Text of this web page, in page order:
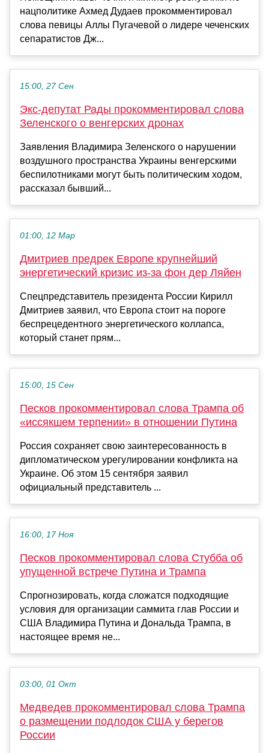
нацполитике Ахмед Дудаев прокомментировал
слова певицы Аллы Пугачевой о лидере чеченских
сепаратистов Дж...
15:00, 27 Сен
Экс-депутат Рады прокомментировал слова
Зеленского о венгерских дронах
Заявления Владимира Зеленского о нарушении
воздушного пространства Украины венгерскими
беспилотниками могут быть политическим ходом,
рассказал бывший...
01:00, 12 Мар
Дмитриев предрек Европе крупнейший
энергетический кризис из-за фон дер Ляйен
Спецпредставитель президента России Кирилл
Дмитриев заявил, что Европа стоит на пороге
беспрецедентного энергетического коллапса,
который станет прям...
15:00, 15 Сен
Песков прокомментировал слова Трампа об
«иссякшем терпении» в отношении Путина
Россия сохраняет свою заинтересованность в
дипломатическом урегулировании конфликта на
Украине. Об этом 15 сентября заявил
официальный представитель ...
16:00, 17 Ноя
Песков прокомментировал слова Стубба об
упущенной встрече Путина и Трампа
Спрогнозировать, когда сложатся подходящие
условия для организации саммита глав России и
США Владимира Путина и Дональда Трампа, в
настоящее время не...
03:00, 01 Окт
Медведев прокомментировал слова Трампа
о размещении подлодок США у берегов
России